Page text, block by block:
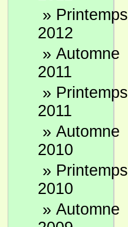
» Printemps
2012
» Automne
2011
» Printemps
2011
» Automne
2010
» Printemps
2010
» Automne